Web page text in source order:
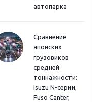
автопарка
Сравнение
японских
грузовиков
средней
тоннажности:
Isuzu N-серии,
Fuso Canter,